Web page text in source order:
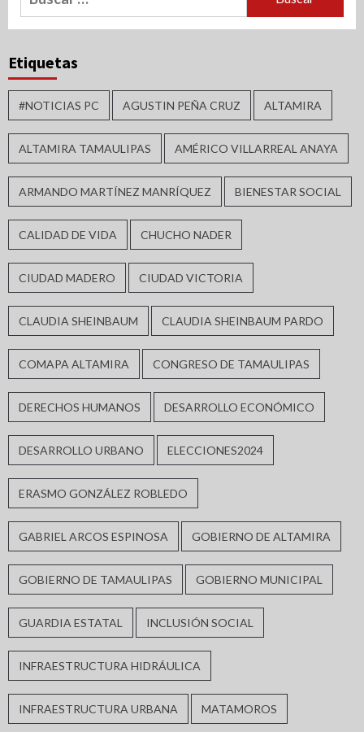
Etiquetas
#NOTICIAS PC AGUSTIN PEÑA CRUZ ALTAMIRA
ALTAMIRA TAMAULIPAS AMÉRICO VILLARREAL ANAYA
ARMANDO MARTÍNEZ MANRÍQUEZ BIENESTAR SOCIAL
CALIDAD DE VIDA CHUCHO NADER
CIUDAD MADERO CIUDAD VICTORIA
CLAUDIA SHEINBAUM CLAUDIA SHEINBAUM PARDO
COMAPA ALTAMIRA CONGRESO DE TAMAULIPAS
DERECHOS HUMANOS DESARROLLO ECONÓMICO
DESARROLLO URBANO ELECCIONES2024
ERASMO GONZÁLEZ ROBLEDO
GABRIEL ARCOS ESPINOSA GOBIERNO DE ALTAMIRA
GOBIERNO DE TAMAULIPAS GOBIERNO MUNICIPAL
GUARDIA ESTATAL INCLUSIÓN SOCIAL
INFRAESTRUCTURA HIDRÁULICA
INFRAESTRUCTURA URBANA MATAMOROS